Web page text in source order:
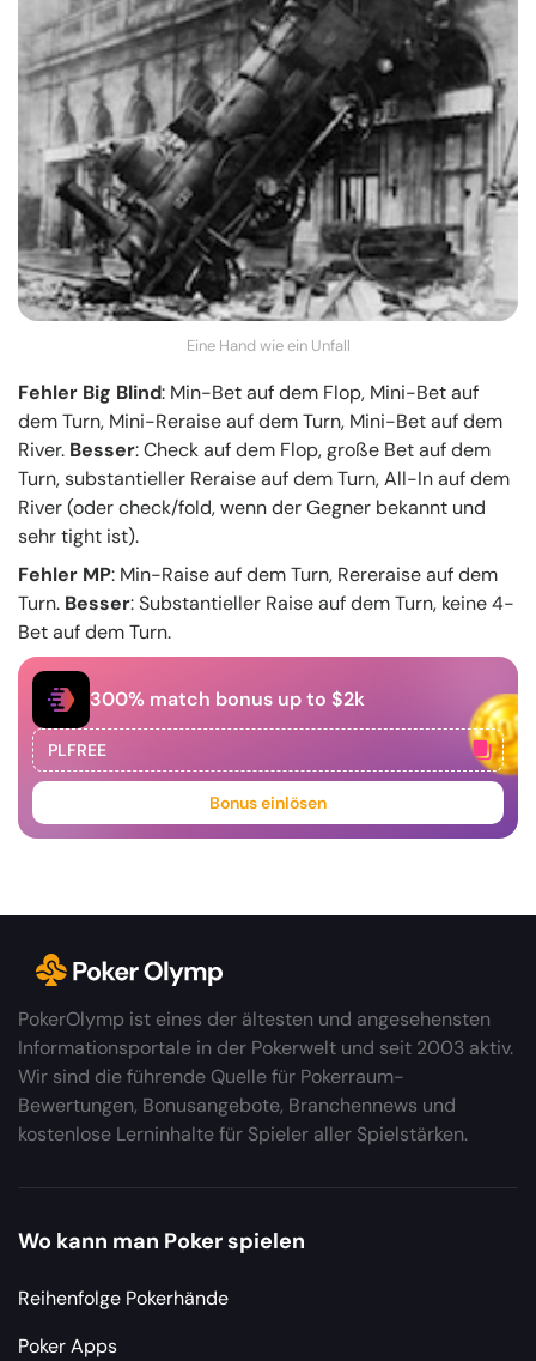
Eine Hand wie ein Unfall
Fehler Big Blind: Min-Bet auf dem Flop, Mini-Bet auf
dem Turn, Mini-Reraise auf dem Turn, Mini-Bet auf dem
River. Besser: Check auf dem Flop, große Bet auf dem
Turn, substantieller Reraise auf dem Turn, All-In auf dem
River (oder check/fold, wenn der Gegner bekannt und
sehr tight ist).
Fehler MP: Min-Raise auf dem Turn, Rereraise auf dem
Turn. Besser: Substantieller Raise auf dem Turn, keine 4-
Bet auf dem Turn.
300% match bonus up to $2k
PLFREE
Kopiert!
Bonus einlösen
PokerOlymp ist eines der ältesten und angesehensten
Informationsportale in der Pokerwelt und seit 2003 aktiv.
Wir sind die führende Quelle für Pokerraum-
Bewertungen, Bonusangebote, Branchennews und
kostenlose Lerninhalte für Spieler aller Spielstärken.
Wo kann man Poker spielen
Reihenfolge Pokerhände
Poker Apps